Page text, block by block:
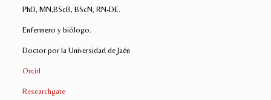
PhD, MN,BScB, BScN, RN-DE.
Enfermero y biólogo.
Doctor por la Universidad de Jaén
Orcid
Researchgate